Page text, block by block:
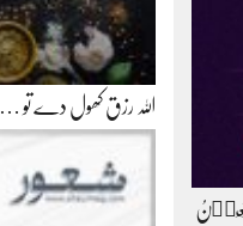
اللہ رزق کھول دے تو …